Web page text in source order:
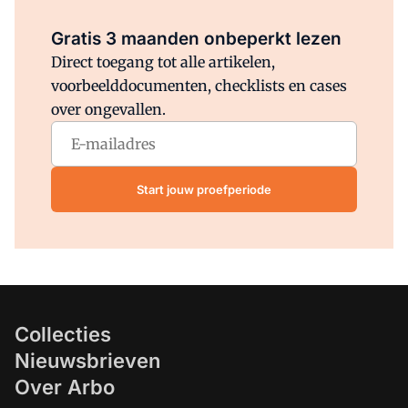
Gratis 3 maanden onbeperkt lezen
Direct toegang tot alle artikelen,
voorbeelddocumenten, checklists en cases
over ongevallen.
Start jouw proefperiode
Collecties
Nieuwsbrieven
Over Arbo